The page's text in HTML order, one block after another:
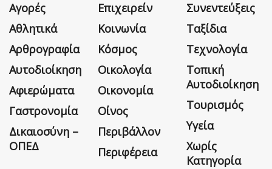
Αγορές
Αθλητικά
Αρθρογραφία
Αυτοδιοίκηση
Αφιερώματα
Γαστρονομία
Δικαιοσύνη –
ΟΠΕΔ
Επιχειρείν
Κοινωνία
Κόσμος
Οικολογία
Οικονομία
Οίνος
Περιβάλλον
Περιφέρεια
Συνεντεύξεις
Ταξίδια
Τεχνολογία
Τοπική
Αυτοδιοίκηση
Τουρισμός
Υγεία
Χωρίς
Κατηγορία